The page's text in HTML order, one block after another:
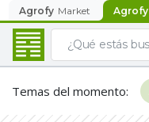
Agrofy Market Agrofy
Temas del momento: